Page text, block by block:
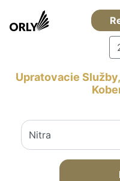
Upratovacie